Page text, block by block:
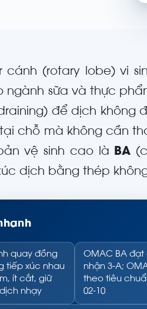
cánh (rotary lobe) vi
ngành sữa và thực
để dịch không
chỗ mà không cần
vệ sinh cao là BA
dịch bằng thép không
quay đồng
tiếp xúc nhau
ít cắt, giữ
nhạy
OMAC BA đạt
nhận 3-A;
theo tiêu
02-10